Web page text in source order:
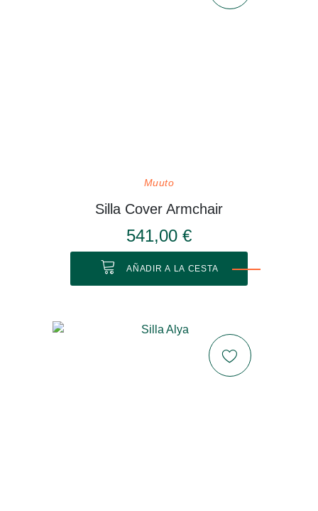
Muuto
Silla Cover Armchair
541,00 €
AÑADIR A LA CESTA